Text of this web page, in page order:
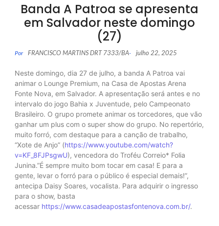
Banda A Patroa se apresenta
em Salvador neste domingo
(27)
Por FRANCISCO MARTINS DRT 7333/BA- julho 22, 2025
Neste domingo, dia 27 de julho, a banda A Patroa vai
animar o Lounge Premium, na Casa de Apostas Arena
Fonte Nova, em Salvador. A apresentação será antes e no
intervalo do jogo Bahia x Juventude, pelo Campeonato
Brasileiro. O grupo promete animar os torcedores, que vão
ganhar um plus com o super show do grupo. No repertório,
muito forró, com destaque para a canção de trabalho,
“Xote de Anjo” (https://www.youtube.com/watch?
v=KF_8FJPsgwU), vencedora do Troféu Correio* Folia
Junina.”É sempre muito bom tocar em casa! E para a
gente, levar o forró para o público é especial demais!”,
antecipa Daisy Soares, vocalista. Para adquirir o ingresso
para o show, basta
acessar https://www.casadeapostasfontenova.com.br/.